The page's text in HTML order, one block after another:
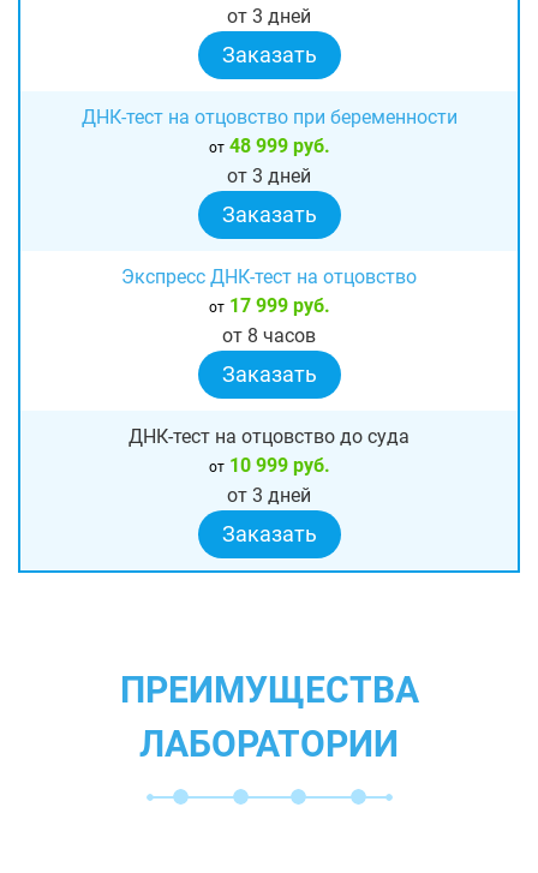
от 3 дней
Заказать
ДНК-тест на отцовство при беременности
от48 999 руб.
от 3 дней
Заказать
Экспресс ДНК-тест на отцовство
от17 999 руб.
от 8 часов
Заказать
ДНК-тест на отцовство до суда
от10 999 руб.
от 3 дней
Заказать
ПРЕИМУЩЕСТВА
ЛАБОРАТОРИИ